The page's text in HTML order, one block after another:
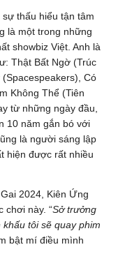
thấu hiểu tận tâm
là một trong những
showbiz Việt. Anh là
Thật Bất Ngờ (Trúc
(Spacespeakers), Có
Không Thể (Tiên
từ những ngày đầu,
10 năm gắn bó với
là người sáng lập
hiện được rất nhiều
2024, Kiên Ứng
chơi này. “Sở trưởng
tôi sẽ quay phim
bật mí điều mình